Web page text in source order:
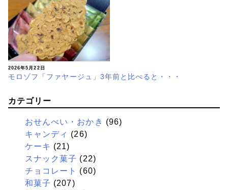
2026年5月22日
モロゾフ「ファヤージュ」3年前と比べると・・・
カテゴリー
おせんべい・おかき (96)
キャンディ (26)
ケーキ (21)
スナック菓子 (22)
チョコレート
(60)
和菓子 (207)